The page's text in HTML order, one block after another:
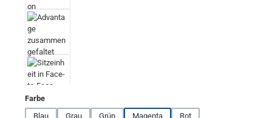
Farbeauswählen
Blau
Grau Grün Magenta Rot